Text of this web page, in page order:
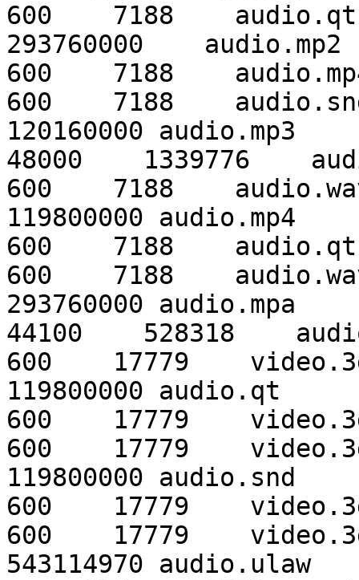
600    7188
293760000
600    7188
600    7188
120160000
48000    1339776
600    7188
119800000
600    7188    audio.qt
600    7188
293760000
44100    528318
600    17779
119800000 audio.qt
600    17779
600    17779
119800000
600    17779
600    17779
543114970